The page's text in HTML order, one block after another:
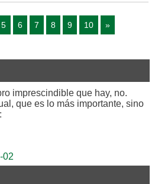
5 6 7 8 9 10 »
imprescindible que hay, no.
que es lo más importante, sino